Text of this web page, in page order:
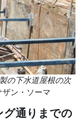
の下水道屋根の次
ザン・ソーマ
グ通りまでの